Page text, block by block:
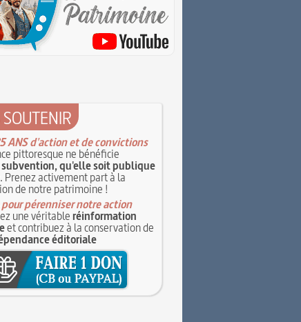
ANS d'action et de convictions
pittoresque ne bénéficie
qu'elle soit publique
. Prenez activement part à la
de notre patrimoine !
pour pérenniser notre action
une véritableréinformation
et contribuez à la conservation de
éditoriale